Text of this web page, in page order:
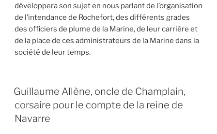
développera son sujet en nous parlant de l’organisation
de l’intendance de Rochefort, des différents grades
des officiers de plume de la Marine, de leur carrière et
de la place de ces administrateurs de la Marine dans la
société de leur temps.
PUBLIÉ
LE
Guillaume Allène, oncle de Champlain,
corsaire pour le compte de la reine de
Navarre